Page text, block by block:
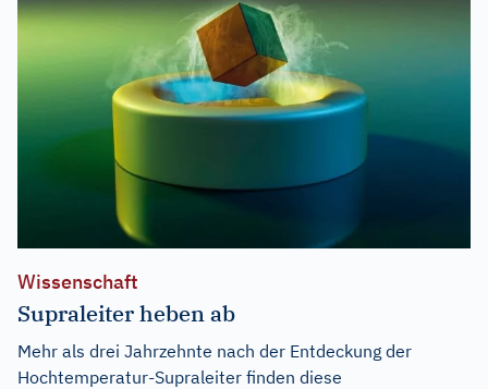
Wissenschaft
Supraleiter heben ab
Mehr als drei Jahrzehnte nach der Entdeckung der
Hochtemperatur-Supraleiter finden diese